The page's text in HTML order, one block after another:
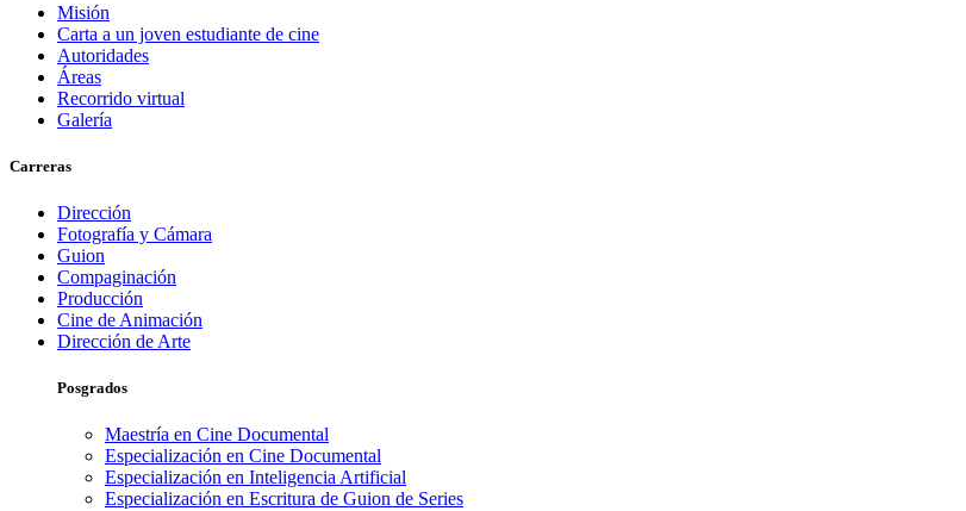
Misión
Carta a un joven estudiante de cine
Autoridades
Áreas
Recorrido virtual
Galería
Carreras
Dirección
Fotografía y Cámara
Guion
Compaginación
Producción
Cine de Animación
Dirección de Arte
Posgrados
Maestría en Cine Documental
Especialización en Cine Documental
Especialización en Inteligencia Artificial
Especialización en Escritura de Guion de Series